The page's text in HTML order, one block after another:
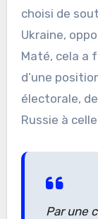
choisi de
Ukraine,
Maté, cela a
d’une
électorale,
Russie à
Par une